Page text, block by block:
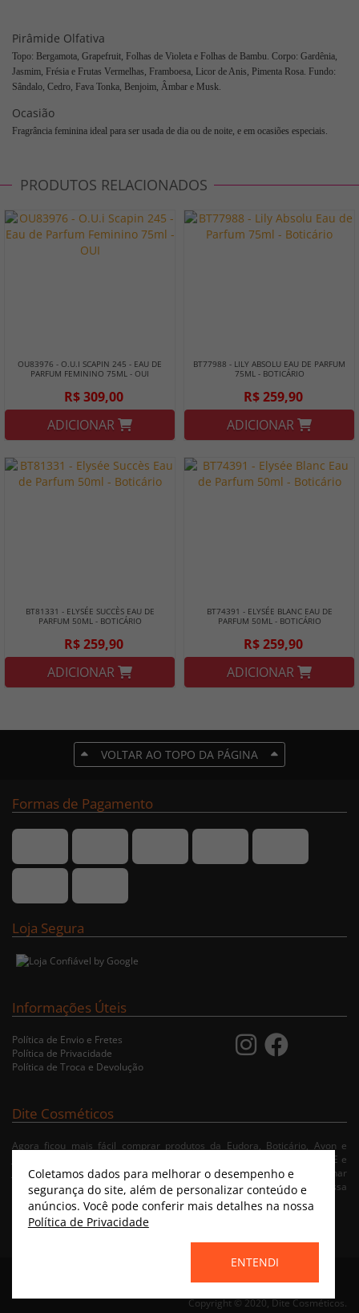
Pirâmide Olfativa
Topo: Bergamota, Grapefruit, Folhas de Violeta e Folhas de Bambu. Corpo: Gardênia,
Jasmim, Frésia e Frutas Vermelhas, Framboesa, Licor de Anis, Pimenta Rosa. Fundo:
Sândalo, Cedro, Fava Tonka, Benjoim, Âmbar e Musk.
Ocasião
Fragrância feminina ideal para ser usada de dia ou de noite, e em ocasiões especiais.
PRODUTOS RELACIONADOS
OU83976 - O.U.I SCAPIN 245 - EAU DE
PARFUM FEMININO 75ML - OUI
R$ 309,00
ADICIONAR
BT77988 - LILY ABSOLU EAU DE PARFUM
75ML - BOTICÁRIO
R$ 259,90
ADICIONAR
BT81331 - ELYSÉE SUCCÈS EAU DE
PARFUM 50ML - BOTICÁRIO
R$ 259,90
ADICIONAR
BT74391 - ELYSÉE BLANC EAU DE
PARFUM 50ML - BOTICÁRIO
R$ 259,90
ADICIONAR
VOLTAR AO TOPO DA PÁGINA
Formas de Pagamento
Loja Segura
Informações Úteis
Política de Envio e Fretes
Política de Privacidade
Política de Troca e Devolução
Dite Cosméticos
Agora ficou mais fácil comprar produtos da Eudora, Boticário, Avon e
Jequiti nas cidades de Recife/PE, Olinda/PE, Paulista/PE, Abreu e Lima/PE e
Jaboatão/PE. A nossa loja virtual possibilita ao usuário navegar, selecionar
e fazer pedido de Delivery no conforto da sua residência. Consulte nossa
condições de entrega.
Copyright © 2020, Dite Cosméticos.
Coletamos dados para melhorar o desempenho e
segurança do site, além de personalizar conteúdo e
anúncios. Você pode conferir mais detalhes na nossa
Política de Privacidade
ENTENDI